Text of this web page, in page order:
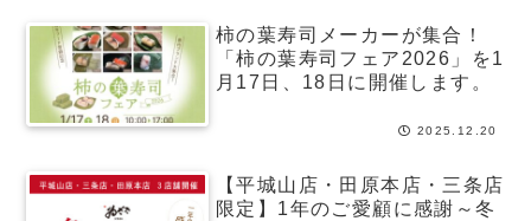
柿の葉寿司メーカーが集合！
「柿の葉寿司フェア2026」を1
月17日、18日に開催します。
2025.12.20
【平城山店・田原本店・三条店
限定】1年のご愛顧に感謝～冬